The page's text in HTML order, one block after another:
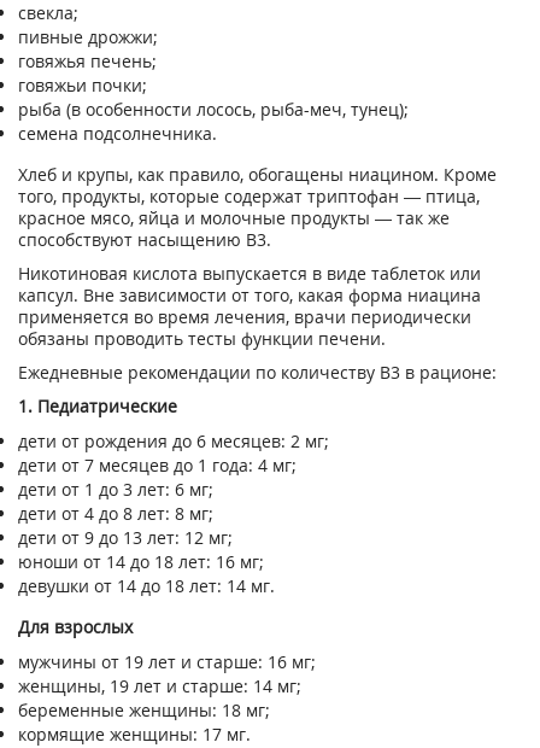
свекла;
пивные дрожжи;
говяжья печень;
говяжьи почки;
рыба (в особенности лосось, рыба-меч, тунец);
семена подсолнечника.
Хлеб и крупы, как правило, обогащены ниацином. Кроме
того, продукты, которые содержат триптофан — птица,
красное мясо, яйца и молочные продукты — так же
способствуют насыщению В3.
Никотиновая кислота выпускается в виде таблеток или
капсул. Вне зависимости от того, какая форма ниацина
применяется во время лечения, врачи периодически
обязаны проводить тесты функции печени.
Ежедневные рекомендации по количеству В3 в рационе:
1. Педиатрические
дети от рождения до 6 месяцев: 2 мг;
дети от 7 месяцев до 1 года: 4 мг;
дети от 1 до 3 лет: 6 мг;
дети от 4 до 8 лет: 8 мг;
дети от 9 до 13 лет: 12 мг;
юноши от 14 до 18 лет: 16 мг;
девушки от 14 до 18 лет: 14 мг.
Для взрослых
мужчины от 19 лет и старше: 16 мг;
женщины, 19 лет и старше: 14 мг;
беременные женщины: 18 мг;
кормящие женщины: 17 мг.